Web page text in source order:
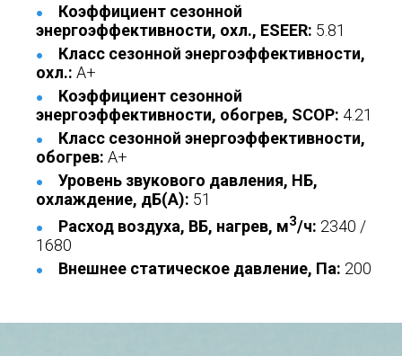
Коэффициент сезонной
энергоэффективности, охл., ESEER: 5.81
Класс сезонной энергоэффективности,
охл.: A+
Коэффициент сезонной
энергоэффективности, обогрев, SCOP: 4.21
Класс сезонной энергоэффективности,
обогрев: A+
Уровень звукового давления, НБ,
охлаждение, дБ(А): 51
Расход воздуха, ВБ, нагрев, м3/ч: 2340 /
1680
Внешнее статическое давление, Па: 200